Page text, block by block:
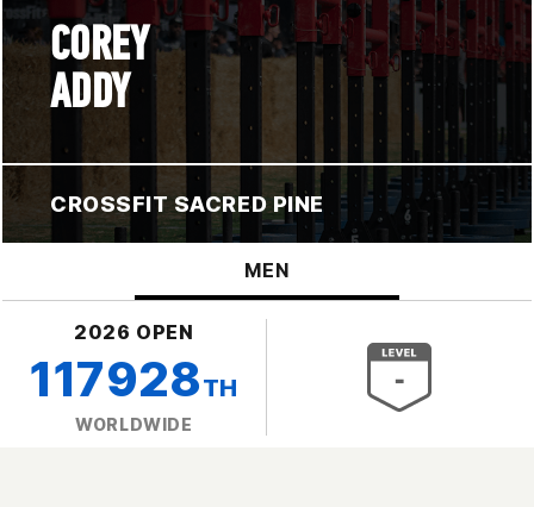
COREY
ADDY
CROSSFIT SACRED PINE
MEN
2026 OPEN
117928TH
WORLDWIDE